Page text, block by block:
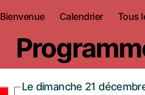
Bienvenue Calendrier Tous
Le dimanche 21